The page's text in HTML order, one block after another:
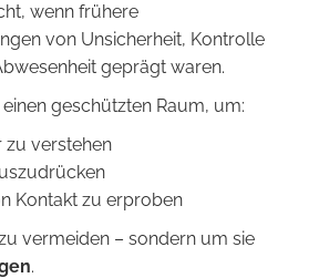
wenn frühere
von Unsicherheit, Kontrolle
geprägt waren.
geschützten Raum, um:
zu verstehen
Kontakt zu erproben
vermeiden – sondern um sie
.